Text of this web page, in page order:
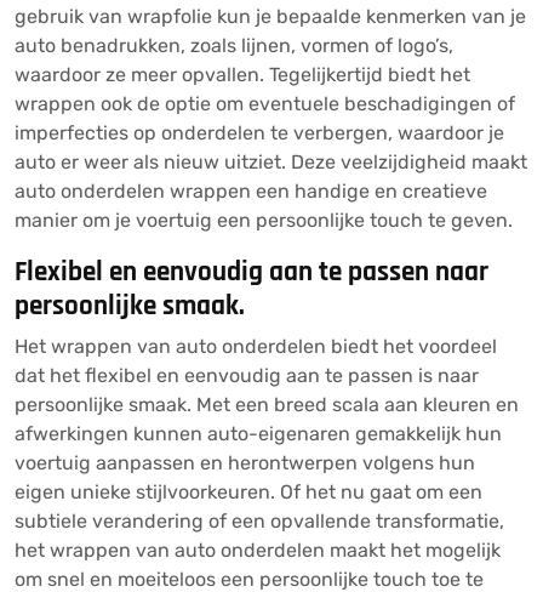
gebruik van wrapfolie kun je bepaalde kenmerken van je
auto benadrukken, zoals lijnen, vormen of logo’s,
waardoor ze meer opvallen. Tegelijkertijd biedt het
wrappen ook de optie om eventuele beschadigingen of
imperfecties op onderdelen te verbergen, waardoor je
auto er weer als nieuw uitziet. Deze veelzijdigheid maakt
auto onderdelen wrappen een handige en creatieve
manier om je voertuig een persoonlijke touch te geven.
Flexibel en eenvoudig aan te passen naar
persoonlijke smaak.
Het wrappen van auto onderdelen biedt het voordeel
dat het flexibel en eenvoudig aan te passen is naar
persoonlijke smaak. Met een breed scala aan kleuren en
afwerkingen kunnen auto-eigenaren gemakkelijk hun
voertuig aanpassen en herontwerpen volgens hun
eigen unieke stijlvoorkeuren. Of het nu gaat om een
subtiele verandering of een opvallende transformatie,
het wrappen van auto onderdelen maakt het mogelijk
om snel en moeiteloos een persoonlijke touch toe te